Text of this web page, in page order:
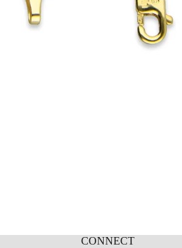
CONNECT